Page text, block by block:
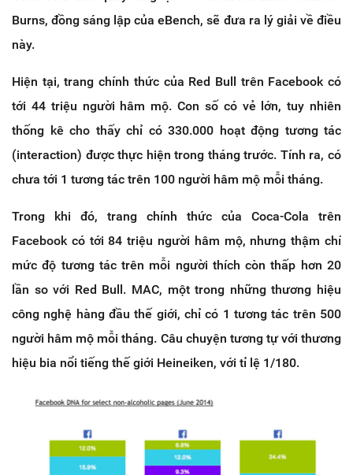
Burns, đồng sáng lập của eBench, sẽ đưa ra lý giải về điều
này.
Hiện tại, trang chính thức của Red Bull trên Facebook có
tới 44 triệu người hâm mộ. Con số có vẻ lớn, tuy nhiên
thống kê cho thấy chỉ có 330.000 hoạt động tương tác
(interaction) được thực hiện trong tháng trước. Tính ra, có
chưa tới 1 tương tác trên 100 người hâm mộ mỗi tháng.
Trong khi đó, trang chính thức của Coca-Cola trên
Facebook có tới 84 triệu người hâm mộ, nhưng thậm chí
mức độ tương tác trên mỗi người thích còn thấp hơn 20
lần so với Red Bull. MAC, một trong những thương hiệu
công nghệ hàng đầu thế giới, chỉ có 1 tương tác trên 500
người hâm mộ mỗi tháng. Câu chuyện tương tự với thương
hiệu bia nổi tiếng thế giới Heineiken, với tỉ lệ 1/180.